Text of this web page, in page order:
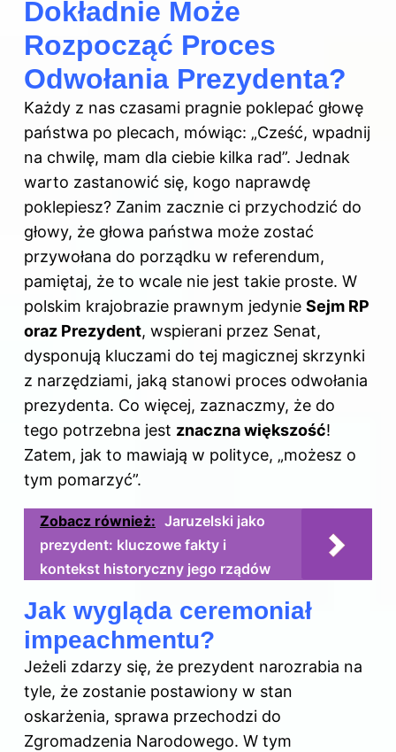
Dokładnie Może
Rozpocząć Proces
Odwołania Prezydenta?
Każdy z nas czasami pragnie poklepać głowę
państwa po plecach, mówiąc: „Cześć, wpadnij
na chwilę, mam dla ciebie kilka rad”. Jednak
warto zastanowić się, kogo naprawdę
poklepiesz? Zanim zacznie ci przychodzić do
głowy, że głowa państwa może zostać
przywołana do porządku w referendum,
pamiętaj, że to wcale nie jest takie proste. W
polskim krajobrazie prawnym jedynie Sejm RP
oraz Prezydent, wspierani przez Senat,
dysponują kluczami do tej magicznej skrzynki
z narzędziami, jaką stanowi proces odwołania
prezydenta. Co więcej, zaznaczmy, że do
tego potrzebna jest znaczna większość!
Zatem, jak to mawiają w polityce, „możesz o
tym pomarzyć”.
Zobacz również: Jaruzelski jako
prezydent: kluczowe fakty i
kontekst historyczny jego rządów
Jak wygląda ceremoniał
impeachmentu?
Jeżeli zdarzy się, że prezydent narozrabia na
tyle, że zostanie postawiony w stan
oskarżenia, sprawa przechodzi do
Zgromadzenia Narodowego. W tym